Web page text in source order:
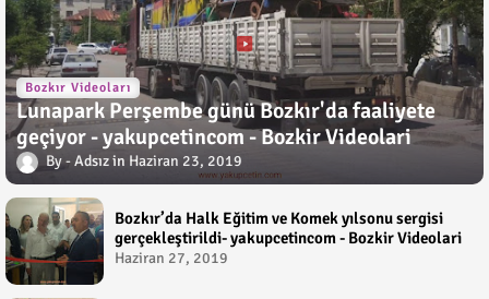
Bozkır Videoları
Lunapark Perşembe günü Bozkır'da faaliyete
geçiyor - yakupcetincom - Bozkir Videolari
Adsız Haziran 23, 2019
Bozkır’da Halk Eğitim ve Komek yılsonu sergisi
gerçekleştirildi- yakupcetincom - Bozkir Videolari
Haziran 27, 2019